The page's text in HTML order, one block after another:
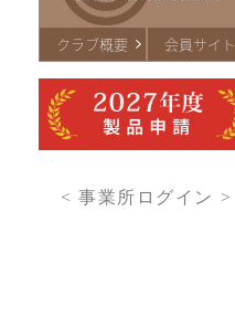
クラブ概要 会員サイト
< 事業所ログイン >